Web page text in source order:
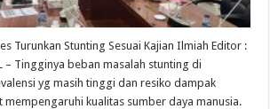
Turunkan Stunting Sesuai Kajian Ilmiah Editor :
– Tingginya beban masalah stunting di
yg masih tinggi dan resiko dampak
kualitas sumber daya manusia.